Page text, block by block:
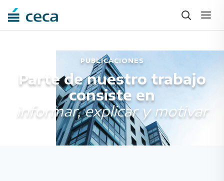
PUBLICACIONES
Parte de nuestro trabajo
consiste en
informar, explicar y motivar